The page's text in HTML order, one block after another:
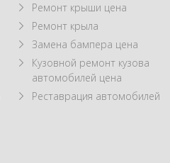
Ремонт крыши цена
Ремонт крыла
Замена бампера цена
Кузовной ремонт кузова
автомобилей цена
Реставрация автомобилей